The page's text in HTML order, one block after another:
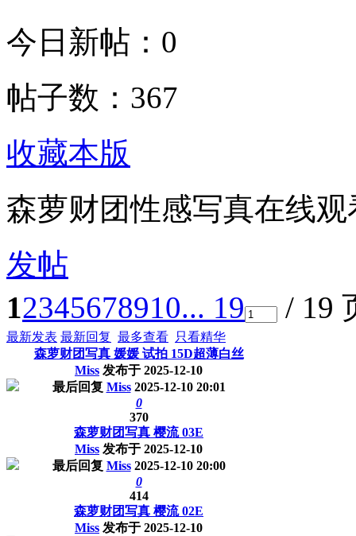
今日新帖： 0
帖子数： 367
收藏本版
森萝财团性感写真在线观
发帖
12345678910... 19 / 19
最新发表 最新回复 最多查看 只看精华
森萝财团写真 媛媛 试拍 15D超薄白丝
Miss 发布于 2025-12-10
最后回复 Miss 2025-12-10 20:01
0
370
森萝财团写真 樱流 03E
Miss 发布于 2025-12-10
最后回复 Miss 2025-12-10 20:00
0
414
森萝财团写真 樱流 02E
Miss 发布于 2025-12-10